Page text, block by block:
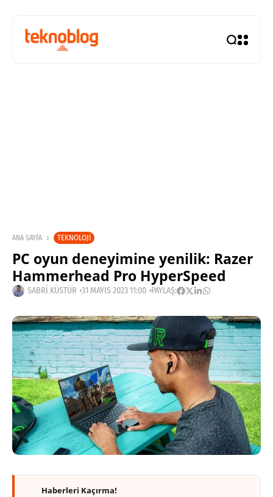
ANA SAYFA TEKNOLOJI
PC oyun deneyimine yenilik: Razer
Hammerhead Pro HyperSpeed
SABRI KÜSTÜR 31 MAYIS 2023 11:00 PAYLAŞ:
Haberleri Kaçırma!